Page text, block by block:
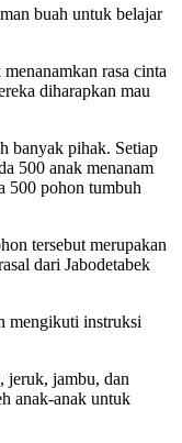
buah untuk belajar
rasa cinta
diharapkan mau
banyak pihak. Setiap
500 anak menanam
500 pohon tumbuh
tersebut merupakan
dari Jabodetabek
mengikuti instruksi
jeruk, jambu, dan
anak-anak untuk